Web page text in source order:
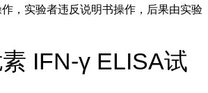
，实验者违反说明书操作，后果由实验
IFN-γ ELISA试